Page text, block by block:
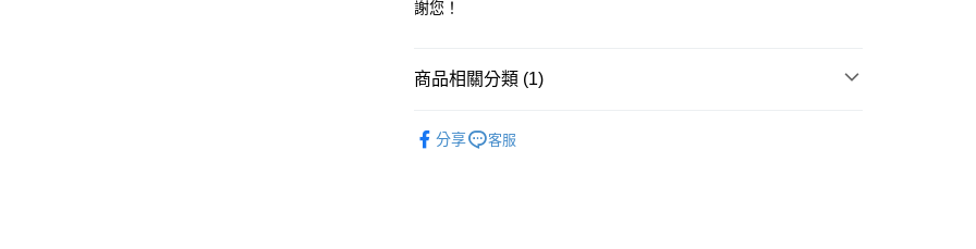
每筆NT$85，滿NT$1,200(含以上)免運費
每筆NT$85，滿NT$1,200(含以上)免運費
謝您！
商品相關分類 (1)
分享
客服